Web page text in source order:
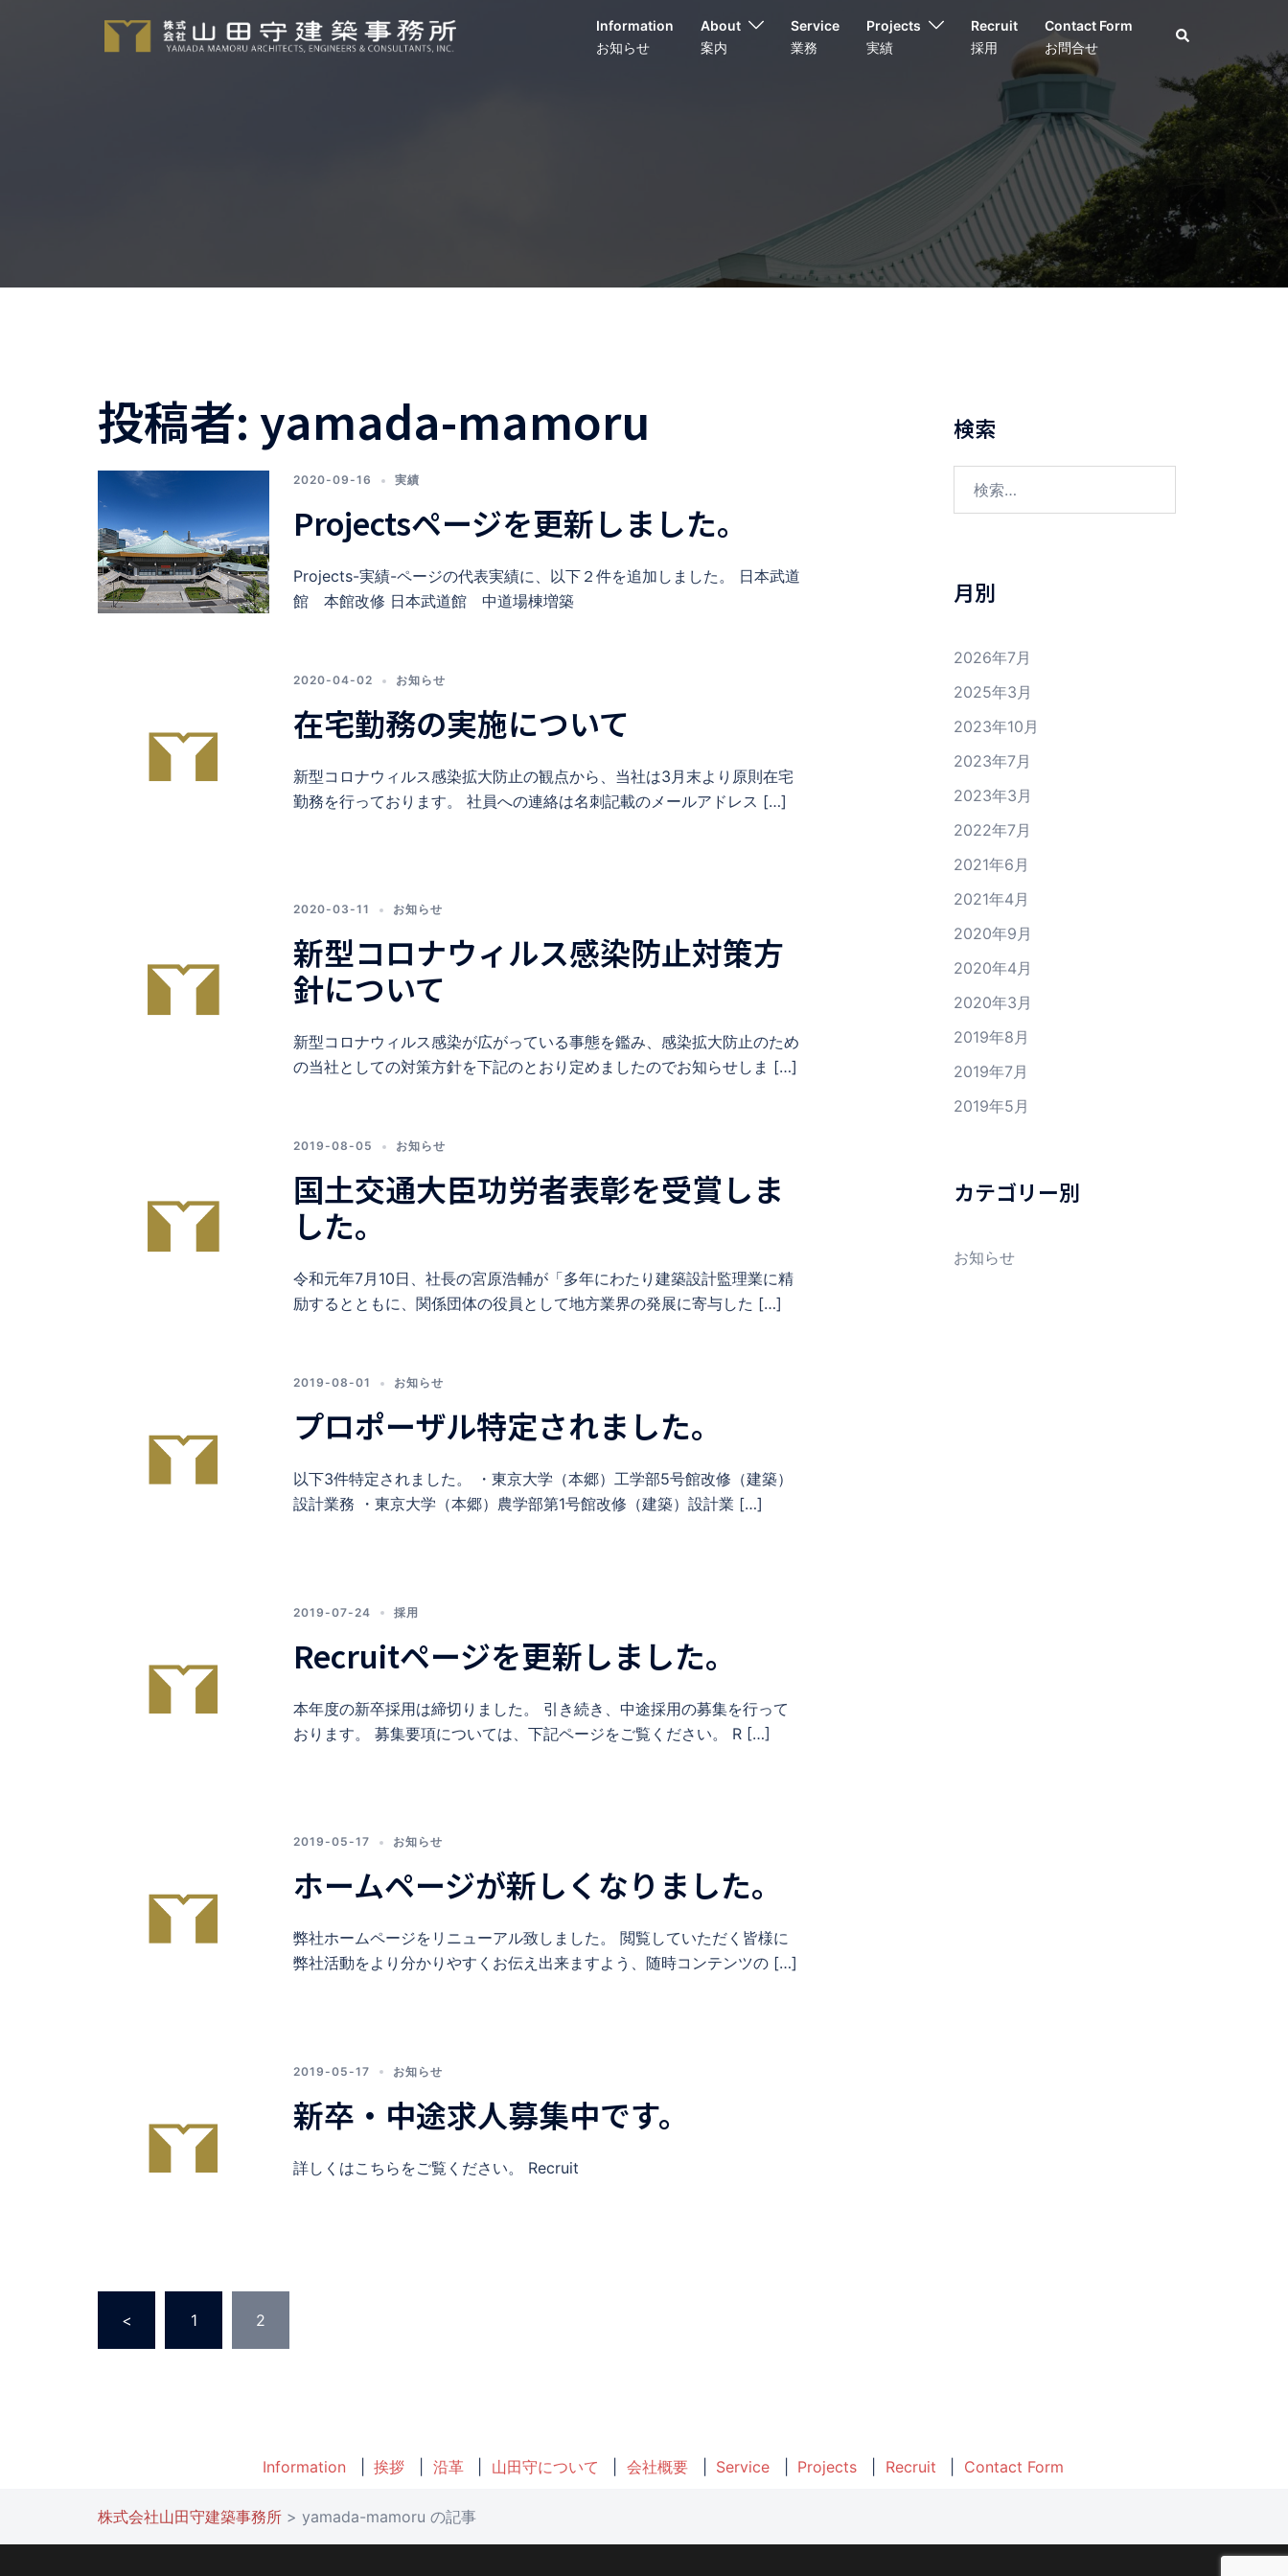
Information
お知らせ
About
案内
Service
業務
Projects
実績
Recruit
採用
Contact Form
お問合せ
検
索
投稿者: yamada-mamoru
2020-09-16 実績
Projectsページを更新しました。
Projects-実績-ページの代表実績に、以下２件を追加しました。 日本武道
館 本館改修 日本武道館 中道場棟増築
2020-04-02 お知らせ
在宅勤務の実施について
新型コロナウィルス感染拡大防止の観点から、当社は3月末より原則在宅
勤務を行っております。 社員への連絡は名刺記載のメールアドレス […]
2020-03-11 お知らせ
新型コロナウィルス感染防止対策方
針について
新型コロナウィルス感染が広がっている事態を鑑み、感染拡大防止のため
の当社としての対策方針を下記のとおり定めましたのでお知らせしま […]
2019-08-05 お知らせ
国土交通大臣功労者表彰を受賞しま
した。
令和元年7月10日、社長の宮原浩輔が「多年にわたり建築設計監理業に精
励するとともに、関係団体の役員として地方業界の発展に寄与した […]
2019-08-01 お知らせ
プロポーザル特定されました。
以下3件特定されました。 ・東京大学（本郷）工学部5号館改修（建築）
設計業務 ・東京大学（本郷）農学部第1号館改修（建築）設計業 […]
2019-07-24 採用
Recruitページを更新しました。
本年度の新卒採用は締切りました。 引き続き、中途採用の募集を行って
おります。 募集要項については、下記ページをご覧ください。 R […]
2019-05-17 お知らせ
ホームページが新しくなりました。
弊社ホームページをリニューアル致しました。 閲覧していただく皆様に
弊社活動をより分かりやすくお伝え出来ますよう、随時コンテンツの […]
2019-05-17 お知らせ
新卒・中途求人募集中です。
詳しくはこちらをご覧ください。 Recruit
投
稿
ジ
< 1 2
検索
月別
2026年7月
2025年3月
2023年10月
2023年7月
2023年3月
2022年7月
2021年6月
2021年4月
2020年9月
2020年4月
2020年3月
2019年8月
2019年7月
2019年5月
カテゴリー別
お知らせ
Information 挨拶 沿革 山田守について 会社概要 Service Projects Recruit Contact Form
株式会社山田守建築事務所 > yamada-mamoru の記事